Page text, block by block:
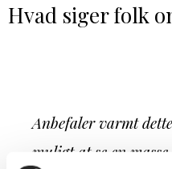
Hvad siger folk
Anbefaler varmt
muligt at se en